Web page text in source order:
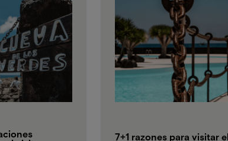
7+1 razones para visitar el